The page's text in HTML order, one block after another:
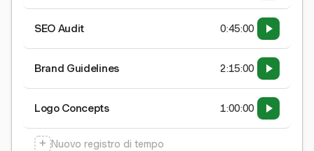
SEO Audit 0:45:00
Brand Guidelines 2:15:00
Logo Concepts 1:00:00
+ Nuovo registro di tempo